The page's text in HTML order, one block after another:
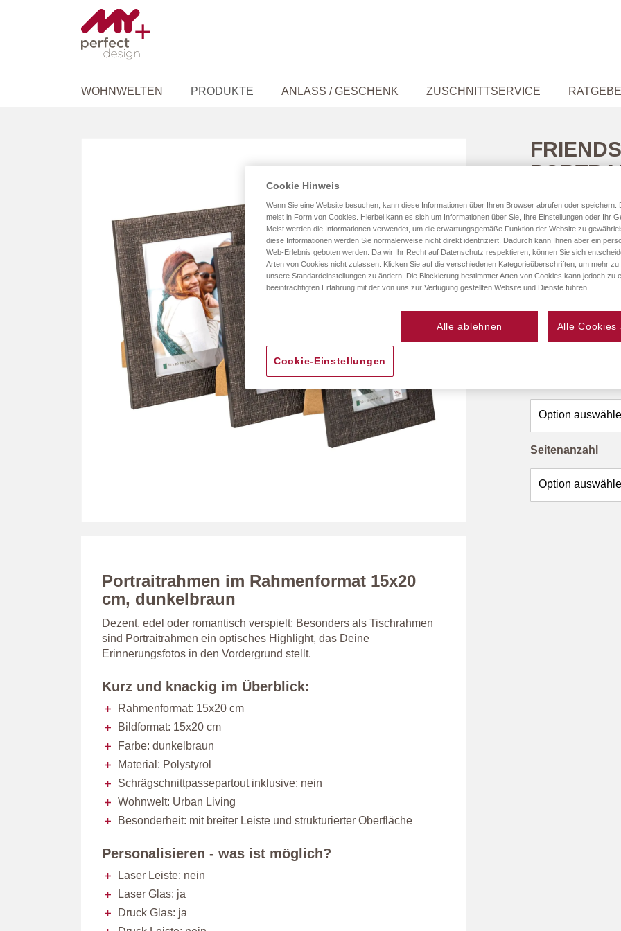
WOHNWELTEN PRODUKTE ANLASS / GESCHENK ZUSCHNITTSERVICE
Größe
Farbe
Seitenanzahl
Bildergalerie
springenPortraitrahmen im Rahmenformat 15x20
cm, dunkelbraun
Dezent, edel oder romantisch verspielt: Besonders als Tischrahmen
sind Portraitrahmen ein optisches Highlight, das Deine
Erinnerungsfotos in den Vordergrund stellt.
Kurz und knackig im Überblick:
Rahmenformat: 15x20 cm
Bildformat: 15x20 cm
Farbe: dunkelbraun
Material: Polystyrol
Schrägschnittpassepartout inklusive: nein
Wohnwelt: Urban Living
Besonderheit: mit breiter Leiste und strukturierter Oberfläche
Personalisieren - was ist möglich?
Laser Leiste: nein
Laser Glas: ja
Druck Glas: ja
Cookie Hinweis
Wenn Sie eine Website besuchen, kann diese Informationen über Ihren Browser abrufen oder speichern.
meist in Form von Cookies. Hierbei kann es sich um Informationen über Sie, Ihre Einstellungen oder Ihr
Meist werden die Informationen verwendet, um die erwartungsgemäße Funktion der Website zu
diese Informationen werden Sie normalerweise nicht direkt identifiziert. Dadurch kann Ihnen aber ein
Web-Erlebnis geboten werden. Da wir Ihr Recht auf Datenschutz respektieren, können Sie sich
Arten von Cookies nicht zulassen. Klicken Sie auf die verschiedenen Kategorieüberschriften, um mehr zu
unsere Standardeinstellungen zu ändern. Die Blockierung bestimmter Arten von Cookies kann jedoch zu
beeinträchtigten Erfahrung mit der von uns zur Verfügung gestellten Website und Dienste führen.
Alle ablehnen Alle Cookies
Cookie-Einstellungen